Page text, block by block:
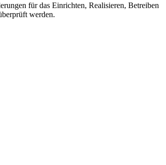
für das Einrichten, Realisieren, Betreiben
werden.